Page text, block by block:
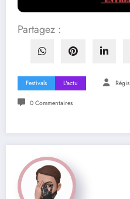
Partagez :
Festivals L'actu Régis
0 Commentaires